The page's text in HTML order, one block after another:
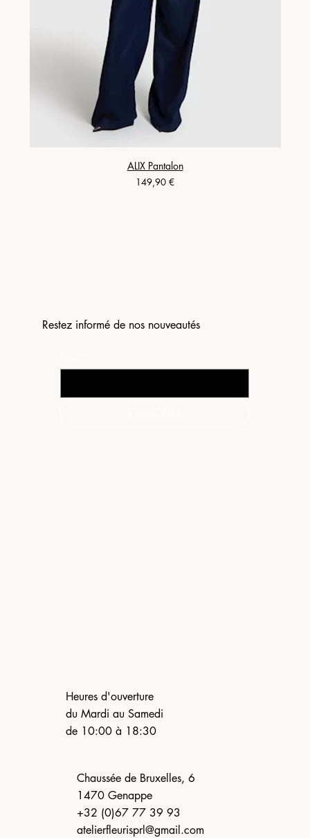
ALIX Pantalon
Prix
149,90 €
Restez informé de nos nouveautés
Heures d'ouverture
du Mardi au Samedi
de 10:00 à 18:30
Chaussée de Bruxelles, 6
1470 Genappe
+32 (0)67 77 39 93
atelierfleurisprl@gmail.com